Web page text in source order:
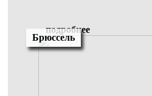
подробнее
Брюссель